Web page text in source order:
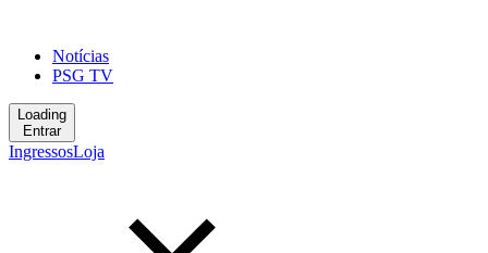
Notícias
PSG TV
Loading
Entrar
IngressosLoja